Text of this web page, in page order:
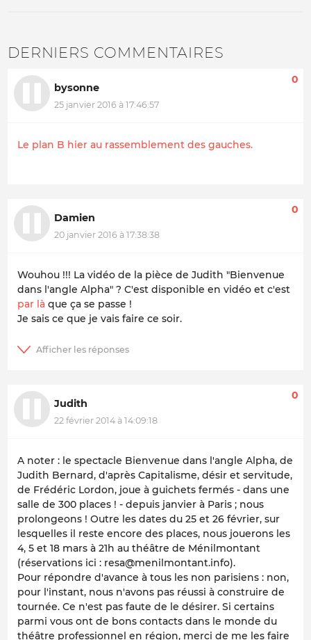
DERNIERS COMMENTAIRES
bysonne
25 janvier 2016 à 17:46:57
0
Le plan B hier au rassemblement des gauches.
Damien
20 janvier 2016 à 17:38:38
0
Wouhou !!! La vidéo de la pièce de Judith "Bienvenue
dans l'angle Alpha" ? C'est disponible en vidéo et c'est
par là que ça se passe !
Je sais ce que je vais faire ce soir.
Judith
22 février 2014 à 14:09:18
0
A noter : le spectacle Bienvenue dans l'angle Alpha, de
Judith Bernard, d'après Capitalisme, désir et servitude,
de Frédéric Lordon, joue à guichets fermés - dans une
salle de 300 places ! - depuis janvier à Paris ; nous
prolongeons ! Outre les dates du 25 et 26 février, sur
lesquelles il reste encore des places, nous jouerons les
4, 5 et 18 mars à 21h au théâtre de Ménilmontant
(réservations ici : resa@menilmontant.info).
Pour répondre d'avance à tous les non parisiens : non,
pour l'instant, nous n'avons pas réussi à construire de
tournée. Ce n'est pas faute de le désirer. Si certains
parmi vous ont de bons contacts dans le monde du
théâtre professionnel en région, merci de me les faire